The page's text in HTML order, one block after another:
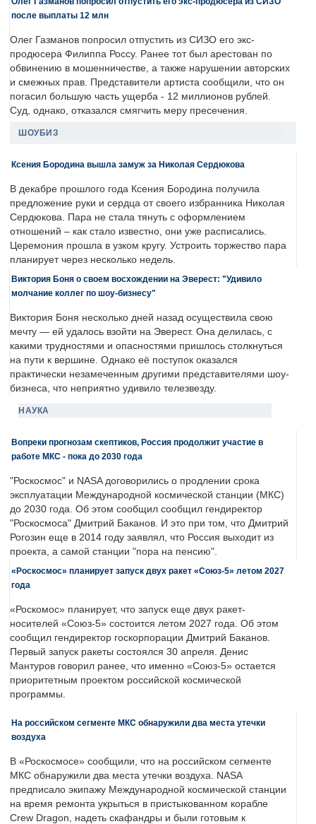
после выплаты 12 млн
Олег Газманов попросил отпустить из СИЗО его экс-
продюсера Филиппа Россу. Ранее тот был арестован по
обвинению в мошенничестве, а также нарушении авторских
и смежных прав. Представители артиста сообщили, что он
погасил большую часть ущерба - 12 миллионов рублей.
Суд, однако, отказался смягчить меру пресечения.
ШОУБИЗ
Ксения Бородина вышла замуж за Николая Сердюкова
В декабре прошлого года Ксения Бородина получила
предложение руки и сердца от своего избранника Николая
Сердюкова. Пара не стала тянуть с оформлением
отношений – как стало известно, они уже расписались.
Церемония прошла в узком кругу. Устроить торжество пара
планирует через несколько недель.
Виктория Боня о своем восхождении на Эверест: "Удивило
молчание коллег по шоу-бизнесу"
Виктория Боня несколько дней назад осуществила свою
мечту — ей удалось взойти на Эверест. Она делилась, с
какими трудностями и опасностями пришлось столкнуться
на пути к вершине. Однако её поступок оказался
практически незамеченным другими представителями шоу-
бизнеса, что неприятно удивило телезвезду.
НАУКА
Вопреки прогнозам скептиков, Россия продолжит участие в
работе МКС - пока до 2030 года
"Роскосмос" и NASA договорились о продлении срока
эксплуатации Международной космической станции (МКС)
до 2030 года. Об этом сообщил сообщил гендиректор
"Роскосмоса" Дмитрий Баканов. И это при том, что Дмитрий
Рогозин еще в 2014 году заявлял, что Россия выходит из
проекта, а самой станции "пора на пенсию".
«Роскосмос» планирует запуск двух ракет «Союз-5» летом 2027
года
«Роскомос» планирует, что запуск еще двух ракет-
носителей «Союз-5» состоится летом 2027 года. Об этом
сообщил гендиректор госкорпорации Дмитрий Баканов.
Первый запуск ракеты состоялся 30 апреля. Денис
Мантуров говорил ранее, что именно «Союз-5» остается
приоритетным проектом российской космической
программы.
На российском сегменте МКС обнаружили два места утечки
воздуха
В «Роскосмосе» сообщили, что на российском сегменте
МКС обнаружили два места утечки воздуха. NASA
предписало экипажу Международной космической станции
на время ремонта укрыться в пристыкованном корабле
Crew Dragon, надеть скафандры и были готовым к